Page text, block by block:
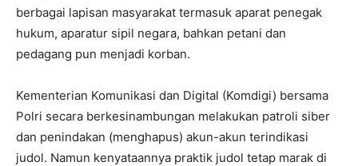
berbagai lapisan masyarakat termasuk aparat penegak
hukum, aparatur sipil negara, bahkan petani dan
pedagang pun menjadi korban.
Kementerian Komunikasi dan Digital (Komdigi) bersama
Polri secara berkesinambungan melakukan patroli siber
dan penindakan (menghapus) akun-akun terindikasi
judol. Namun kenyataannya praktik judol tetap marak di